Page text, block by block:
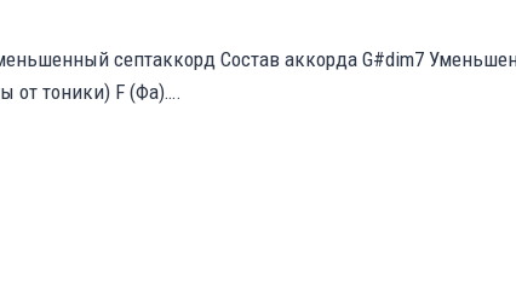
септаккорд Состав аккорда G#dim7
от тоники) F (Фа)….